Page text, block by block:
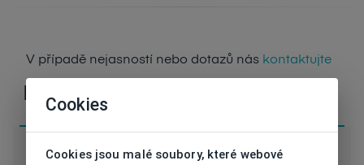
V případě nejasností nebo dotazů nás kontaktujte
Parametry
Cookies
Cookies jsou malé soubory, které webové